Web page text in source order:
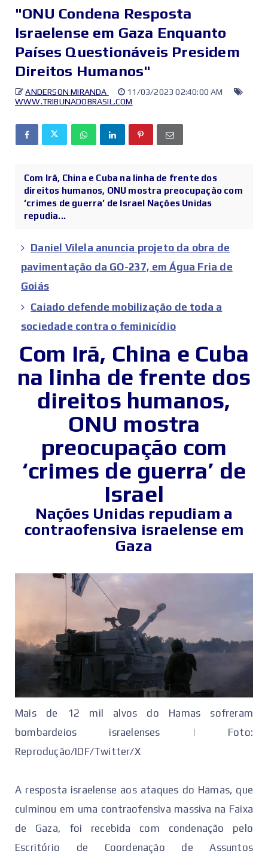
"ONU Condena Resposta
Israelense em Gaza Enquanto
Países Questionáveis Presidem
Direitos Humanos"
ANDERSON MIRANDA
11/03/2023 02:40:00 AM
WWW.TRIBUNADOBRASIL.COM
Com Irã, China e Cuba na linha de frente dos
direitos humanos, ONU mostra preocupação com
‘crimes de guerra’ de Israel Nações Unidas
repudia...
Daniel Vilela anuncia projeto da obra de
pavimentação da GO-237, em Água Fria de
Goiás
Caiado defende mobilização de toda a
sociedade contra o feminicídio
Com Irã, China e Cuba
na linha de frente dos
direitos humanos,
ONU mostra
preocupação com
‘crimes de guerra’ de
Israel
Nações Unidas repudiam a
contraofensiva israelense em
Gaza
Mais de 12 mil alvos do Hamas sofreram
bombardeios israelenses | Foto:
Reprodução/IDF/Twitter/X
A resposta israelense aos ataques do Hamas, que
culminou em uma contraofensiva massiva na Faixa
de Gaza, foi recebida com condenação pelo
Escritório de Coordenação de Assuntos